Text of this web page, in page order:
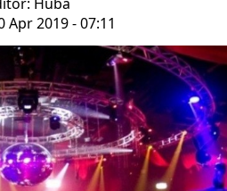
Apr 2019 - 07:11